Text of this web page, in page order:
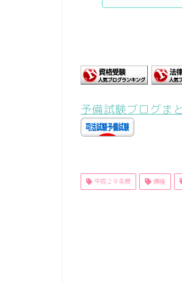
予備試験ブログま
平成２９年度 債権